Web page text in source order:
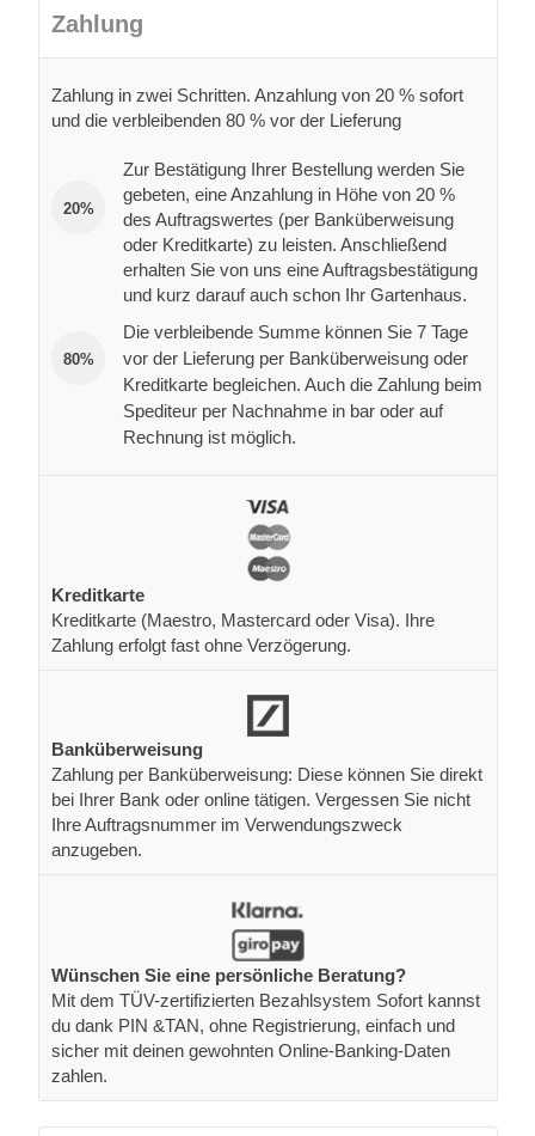
Zahlung
Zahlung in zwei Schritten. Anzahlung von 20 % sofort
und die verbleibenden 80 % vor der Lieferung
20%
Zur Bestätigung Ihrer Bestellung werden Sie
gebeten, eine Anzahlung in Höhe von 20 %
des Auftragswertes (per Banküberweisung
oder Kreditkarte) zu leisten. Anschließend
erhalten Sie von uns eine Auftragsbestätigung
und kurz darauf auch schon Ihr Gartenhaus.
80%
Die verbleibende Summe können Sie 7 Tage
vor der Lieferung per Banküberweisung oder
Kreditkarte begleichen. Auch die Zahlung beim
Spediteur per Nachnahme in bar oder auf
Rechnung ist möglich.
Kreditkarte
Kreditkarte (Maestro, Mastercard oder Visa). Ihre
Zahlung erfolgt fast ohne Verzögerung.
Banküberweisung
Zahlung per Banküberweisung: Diese können Sie direkt
bei Ihrer Bank oder online tätigen. Vergessen Sie nicht
Ihre Auftragsnummer im Verwendungszweck
anzugeben.
Wünschen Sie eine persönliche Beratung?
Mit dem TÜV-zertifizierten Bezahlsystem Sofort kannst
du dank PIN &TAN, ohne Registrierung, einfach und
sicher mit deinen gewohnten Online-Banking-Daten
zahlen.